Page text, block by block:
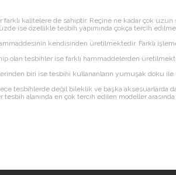
kalitelere de sahiptir. Reçine ne kadar çok
ise özellikle tesbih yapımında çokça tercih
kendisinden üretilmektedir. Farklı
tesbihler ise farklı hammaddelerden
biri ise tesbihi kullananların yumuşak doku
tesbihlerde değil bileklik ve başka aksesuarlarda
alanında en çok tercih edilen modeller arasında